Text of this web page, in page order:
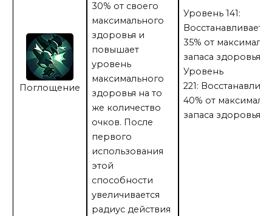
Поглощение
30% от своего
максимального
здоровья и
повышает
уровень
максимального
здоровья на то
же количество
очков. После
первого
использования
этой
способности
увеличивается
радиус действия
Уровень 141:
35% от
запаса здоровья
Уровень
221:
40% от
запаса здоровья